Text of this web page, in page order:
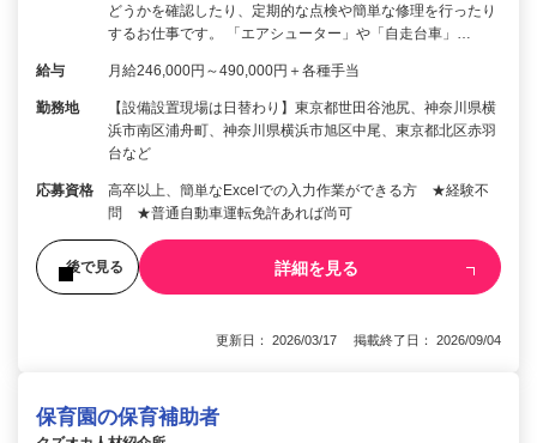
どうかを確認したり、定期的な点検や簡単な修理を行ったり
するお仕事です。 「エアシューター」や「自走台車」…
給与 月給246,000円～490,000円＋各種手当
勤務地
【設備設置現場は日替わり】東京都世田谷池尻、神奈川県横
浜市南区浦舟町、神奈川県横浜市旭区中尾、東京都北区赤羽
台など
応募資格
高卒以上、簡単なExcelでの入力作業ができる方 ★経験不
問 ★普通自動車運転免許あれば尚可
後で見る 詳細を見る
更新日： 2026/03/17 掲載終了日： 2026/09/04
保育園の保育補助者